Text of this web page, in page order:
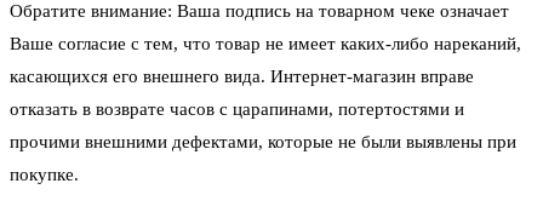
Обратите внимание: Ваша подпись на товарном чеке означает
Ваше согласие с тем, что товар не имеет каких-либо нареканий,
касающихся его внешнего вида. Интернет-магазин вправе
отказать в возврате часов с царапинами, потертостями и
прочими внешними дефектами, которые не были выявлены при
покупке.